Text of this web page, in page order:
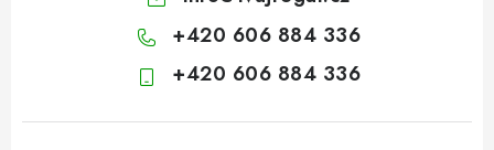
+420 606 884 336
+420 606 884 336